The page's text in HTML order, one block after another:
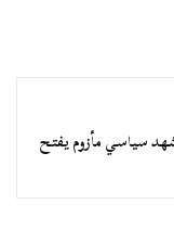
سياسي مأزوم يفتح